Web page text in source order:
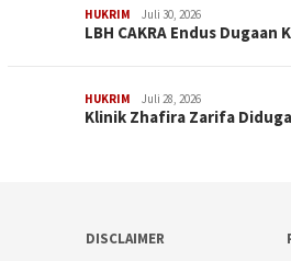
HUKRIM Juli 30, 2026
LBH CAKRA Endus
HUKRIM Juli 28, 2026
Klinik Zhafira Zarifa
DISCLAIMER